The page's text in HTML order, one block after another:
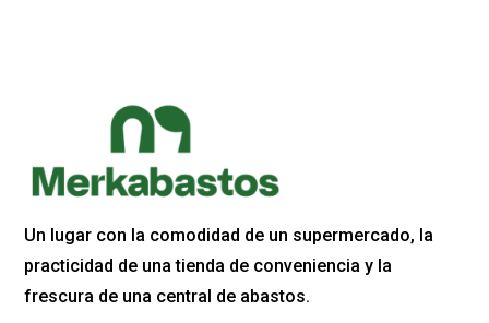
Un lugar con la comodidad de un supermercado, la
practicidad de una tienda de conveniencia y la
frescura de una central de abastos.